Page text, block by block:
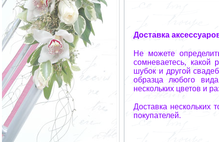
Доставка
Не можете
сомневаетесь, какой
шубок и другой
образца любого
нескольких цветов и
Доставка нескольких
покупателей.